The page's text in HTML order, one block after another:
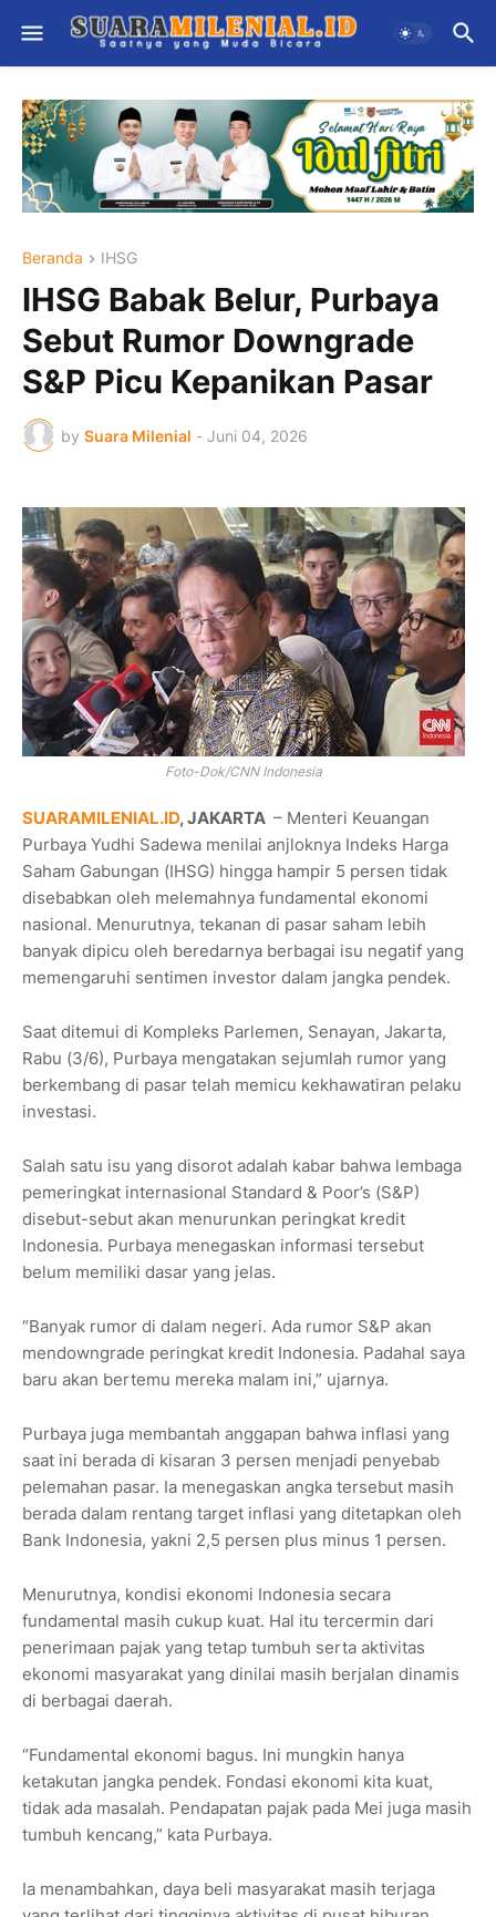
Beranda IHSG
IHSG Babak Belur, Purbaya
Sebut Rumor Downgrade
S&P Picu Kepanikan Pasar
by Suara Milenial - Juni 04, 2026
Foto-Dok/CNN Indonesia
SUARAMILENIAL.ID, JAKARTA – Menteri Keuangan
Purbaya Yudhi Sadewa menilai anjloknya Indeks Harga
Saham Gabungan (IHSG) hingga hampir 5 persen tidak
disebabkan oleh melemahnya fundamental ekonomi
nasional. Menurutnya, tekanan di pasar saham lebih
banyak dipicu oleh beredarnya berbagai isu negatif yang
memengaruhi sentimen investor dalam jangka pendek.
Saat ditemui di Kompleks Parlemen, Senayan, Jakarta,
Rabu (3/6), Purbaya mengatakan sejumlah rumor yang
berkembang di pasar telah memicu kekhawatiran pelaku
investasi.
Salah satu isu yang disorot adalah kabar bahwa lembaga
pemeringkat internasional Standard & Poor’s (S&P)
disebut-sebut akan menurunkan peringkat kredit
Indonesia. Purbaya menegaskan informasi tersebut
belum memiliki dasar yang jelas.
“Banyak rumor di dalam negeri. Ada rumor S&P akan
mendowngrade peringkat kredit Indonesia. Padahal saya
baru akan bertemu mereka malam ini,” ujarnya.
Purbaya juga membantah anggapan bahwa inflasi yang
saat ini berada di kisaran 3 persen menjadi penyebab
pelemahan pasar. Ia menegaskan angka tersebut masih
berada dalam rentang target inflasi yang ditetapkan oleh
Bank Indonesia, yakni 2,5 persen plus minus 1 persen.
Menurutnya, kondisi ekonomi Indonesia secara
fundamental masih cukup kuat. Hal itu tercermin dari
penerimaan pajak yang tetap tumbuh serta aktivitas
ekonomi masyarakat yang dinilai masih berjalan dinamis
di berbagai daerah.
“Fundamental ekonomi bagus. Ini mungkin hanya
ketakutan jangka pendek. Fondasi ekonomi kita kuat,
tidak ada masalah. Pendapatan pajak pada Mei juga masih
tumbuh kencang,” kata Purbaya.
Ia menambahkan, daya beli masyarakat masih terjaga